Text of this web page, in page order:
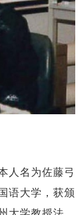
人名为佐藤弓
语大学，获颁